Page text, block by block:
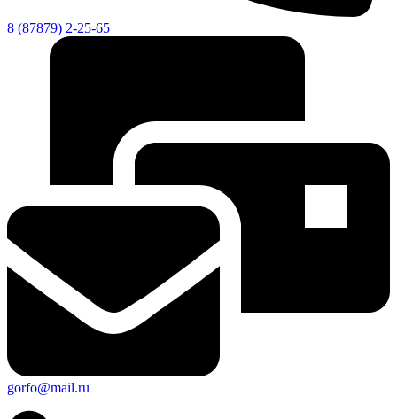
8 (87879) 2-25-65
gorfo@mail.ru